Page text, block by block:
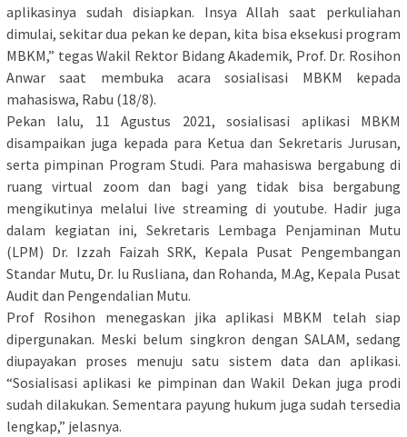
aplikasinya sudah disiapkan. Insya Allah saat perkuliahan
dimulai, sekitar dua pekan ke depan, kita bisa eksekusi program
MBKM,” tegas Wakil Rektor Bidang Akademik, Prof. Dr. Rosihon
Anwar saat membuka acara sosialisasi MBKM kepada
mahasiswa, Rabu (18/8).
Pekan lalu, 11 Agustus 2021, sosialisasi aplikasi MBKM
disampaikan juga kepada para Ketua dan Sekretaris Jurusan,
serta pimpinan Program Studi. Para mahasiswa bergabung di
ruang virtual zoom dan bagi yang tidak bisa bergabung
mengikutinya melalui live streaming di youtube. Hadir juga
dalam kegiatan ini, Sekretaris Lembaga Penjaminan Mutu
(LPM) Dr. Izzah Faizah SRK, Kepala Pusat Pengembangan
Standar Mutu, Dr. Iu Rusliana, dan Rohanda, M.Ag, Kepala Pusat
Audit dan Pengendalian Mutu.
Prof Rosihon menegaskan jika aplikasi MBKM telah siap
dipergunakan. Meski belum singkron dengan SALAM, sedang
diupayakan proses menuju satu sistem data dan aplikasi.
“Sosialisasi aplikasi ke pimpinan dan Wakil Dekan juga prodi
sudah dilakukan. Sementara payung hukum juga sudah tersedia
lengkap,” jelasnya.